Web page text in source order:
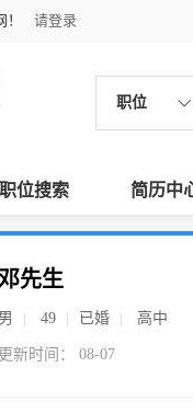
请登录
职位
职位搜索 简历中
先生
男 49 已婚 高中
更新时间： 08-07